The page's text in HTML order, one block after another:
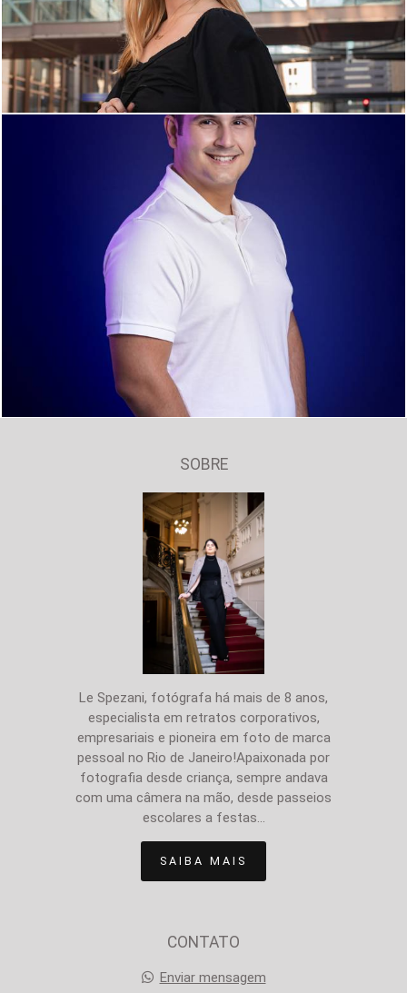
1611 0
1250
SOBRE
Le Spezani, fotógrafa há mais de 8 anos,
especialista em retratos corporativos,
empresariais e pioneira em foto de marca
pessoal no Rio de Janeiro!Apaixonada por
fotografia desde criança, sempre andava
com uma câmera na mão, desde passeios
escolares a festas...
SAIBA MAIS
CONTATO
Enviar mensagem